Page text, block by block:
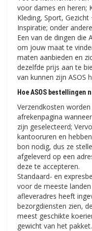
voor dames en heren;
Kleding, Sport,
Inspiratie; onder
Een van de dingen die
om jouw maat te
maten aanbieden en
dezelfde prijs aan te
van kunnen zijn ASOS
Hoe ASOS bestellingen
Verzendkosten
afrekenpagina
zijn geselecteerd;
kantooruren en
bon nodig, dus ze
afgeleverd op een
deze te accepteren.
Standaard- en
voor de meeste
afleveradres heeft
bezorgdiensten zien,
meest geschikte
gewicht van het pakket.